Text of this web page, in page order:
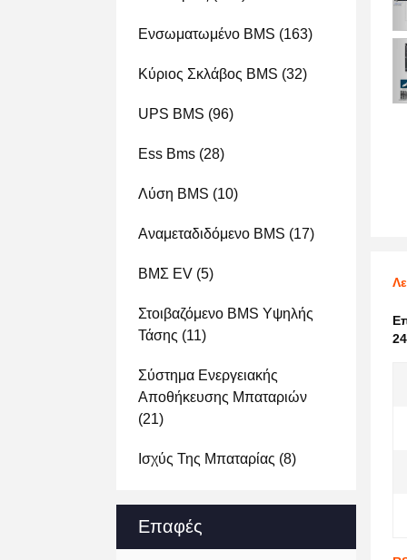
Ενσωματωμένο BMS (163)
Κύριος Σκλάβος BMS (32)
UPS BMS (96)
Ess Bms (28)
Λύση BMS (10)
Αναμεταδιδόμενο BMS (17)
ΒΜΣ EV (5)
Στοιβαζόμενο BMS Υψηλής
Τάσης (11)
Σύστημα Ενεργειακής
Αποθήκευσης Μπαταριών
(21)
Ισχύς Της Μπαταρίας (8)
Επαφές